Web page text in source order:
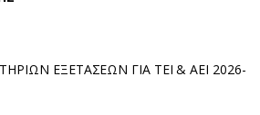
ΕΞΕΤΑΣΕΩΝ ΓΙΑ ΤΕΙ & ΑΕΙ 2026-